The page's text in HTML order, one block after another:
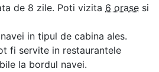
de 8 zile. Poti vizita 6 orase si
in tipul de cabina ales.
fi servite in restaurantele
la bordul navei.